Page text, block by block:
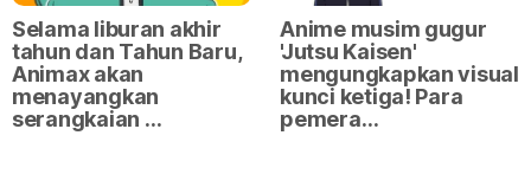
Selama liburan akhir
tahun dan Tahun Baru,
Animax akan
menayangkan
serangkaian …
Anime musim gugur
'Jutsu Kaisen'
mengungkapkan visual
kunci ketiga! Para
pemera…